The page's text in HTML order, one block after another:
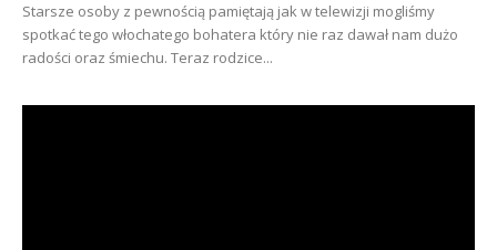
Starsze osoby z pewnością pamiętają jak w telewizji mogliśmy
spotkać tego włochatego bohatera który nie raz dawał nam dużo
radości oraz śmiechu. Teraz rodzice...